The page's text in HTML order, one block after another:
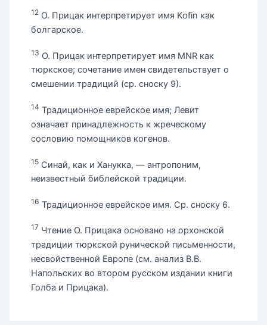
12 О. Прицак интерпретирует имя Kofin как
болгарское.
13 О. Прицак интерпретирует имя MNR как
тюркское; сочетание имен свидетельствует о
смешении традиций (ср. сноску 9).
14 Традиционное еврейское имя; Левит
означает принадлежность к жреческому
сословию помощников когенов.
15 Синай, как и Ханукка, — антропоним,
неизвестный библейской традиции.
16 Традиционное еврейское имя. Ср. сноску 6.
17 Чтение О. Прицака основано на орхонской
традиции тюркской рунической письменности,
несвойственной Европе (см. анализ В.В.
Напольских во втором русском издании книги
Голба и Прицака).